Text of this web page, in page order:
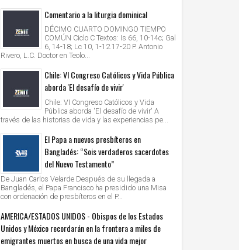
Comentario a la liturgia dominical
DÉCIMO CUARTO DOMINGO TIEMPO
COMÚN Ciclo C Textos: Is 66, 10-14c; Gal
6, 14-18; Lc 10, 1-12.17-20 P. Antonio
Rivero, L.C. Doctor en Teolo...
Chile: VI Congreso Católicos y Vida Pública
aborda 'El desafío de vivir'
Chile: VI Congreso Católicos y Vida
Pública aborda 'El desafío de vivir' A
través de las historias de vida y las experiencias pe...
El Papa a nuevos presbíteros en
Bangladés: “Sois verdaderos sacerdotes
del Nuevo Testamento”
De Juan Carlos Velarde Después de su llegada a
Bangladés, el Papa Francisco ha presidido una Misa
con ordenación de presbíteros en el P...
AMERICA/ESTADOS UNIDOS - Obispos de los Estados
Unidos y México recordarán en la frontera a miles de
emigrantes muertos en busca de una vida mejor